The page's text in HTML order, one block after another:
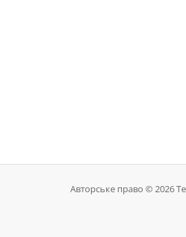
Авторське право © 2026